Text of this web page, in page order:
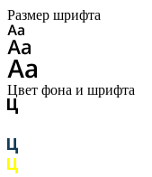
Размер шрифта
Цвет фона и шрифта